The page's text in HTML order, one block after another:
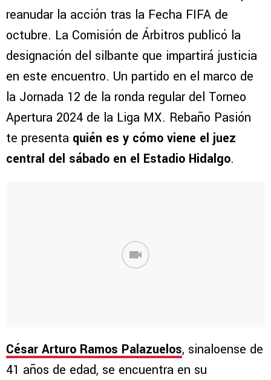
reanudar la acción tras la Fecha FIFA de
octubre. La Comisión de Árbitros publicó la
designación del silbante que impartirá justicia
en este encuentro. Un partido en el marco de
la Jornada 12 de la ronda regular del Torneo
Apertura 2024 de la Liga MX. Rebaño Pasión
te presenta quién es y cómo viene el juez
central del sábado en el Estadio Hidalgo.
César Arturo Ramos Palazuelos, sinaloense de
41 años de edad, se encuentra en su